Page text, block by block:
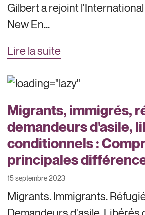
Gilbert a rejoint
New En...
Lire la suite
Migrants, immigrés,
demandeurs d'asile,
conditionnels :
principales
15 septembre 2023
Migrants. Immigrants.